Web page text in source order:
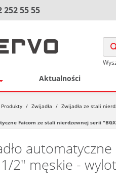
252 55 55
Aktualności
Produkty / Zwijadła / Zwijadła ze stali
Faicom ze stali nierdzewnej serii
2" męskie -